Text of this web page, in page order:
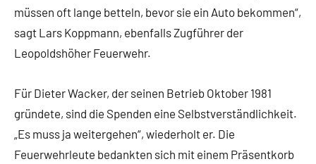
müssen oft lange betteln, bevor sie ein Auto bekommen“,
sagt Lars Koppmann, ebenfalls Zugführer der
Leopoldshöher Feuerwehr.
Für Dieter Wacker, der seinen Betrieb Oktober 1981
gründete, sind die Spenden eine Selbstverständlichkeit.
„Es muss ja weitergehen“, wiederholt er. Die
Feuerwehrleute bedankten sich mit einem Präsentkorb